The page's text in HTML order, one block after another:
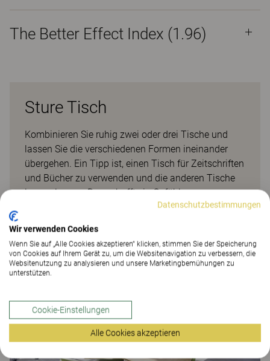
The Better Effect Index (1.96)
Sture Tisch
Kombinieren Sie ruhig zwei oder drei Tische und
lassen Sie die verschiedenen Formen ineinander
übergehen. Ein Tipp ist, einen Tisch für Zeitschriften
und Bücher zu verwenden und die anderen Tische
leer zu lassen. Das schafft ein Gefühl von
organisiertem Luxus. Design: Björn Dahlström
Referenzen
Datenschutzbestimmungen
Wir verwenden Cookies
Wenn Sie auf „Alle Cookies akzeptieren“ klicken, stimmen Sie der Speicherung
von Cookies auf Ihrem Gerät zu, um die Websitenavigation zu verbessern, die
Websitenutzung zu analysieren und unsere Marketingbemühungen zu
unterstützen.
Cookie-Einstellungen
Alle Cookies akzeptieren